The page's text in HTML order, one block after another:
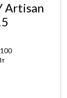
Artisan